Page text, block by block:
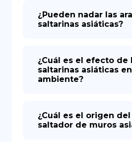
¿Pueden nadar las
saltarinas asiáticas?
¿Cuál es el efecto de
saltarinas asiáticas
ambiente?
¿Cuál es el origen
saltador de muros